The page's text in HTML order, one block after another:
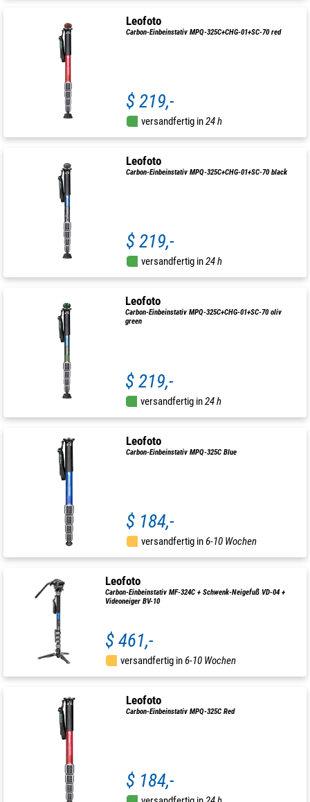
Leofoto
Carbon-Einbeinstativ MPQ-325C+CHG-01+SC-70 red
$ 219,-
versandfertig in24 h
Leofoto
Carbon-Einbeinstativ MPQ-325C+CHG-01+SC-70 black
$ 219,-
versandfertig in24 h
Leofoto
Carbon-Einbeinstativ MPQ-325C+CHG-01+SC-70 oliv
green
$ 219,-
versandfertig in24 h
Leofoto
Carbon-Einbeinstativ MPQ-325C Blue
$ 184,-
versandfertig in6-10 Wochen
Leofoto
Carbon-Einbeinstativ MF-324C + Schwenk-Neigefuß VD-04 +
Videoneiger BV-10
$ 461,-
versandfertig in6-10 Wochen
Leofoto
Carbon-Einbeinstativ MPQ-325C Red
$ 184,-